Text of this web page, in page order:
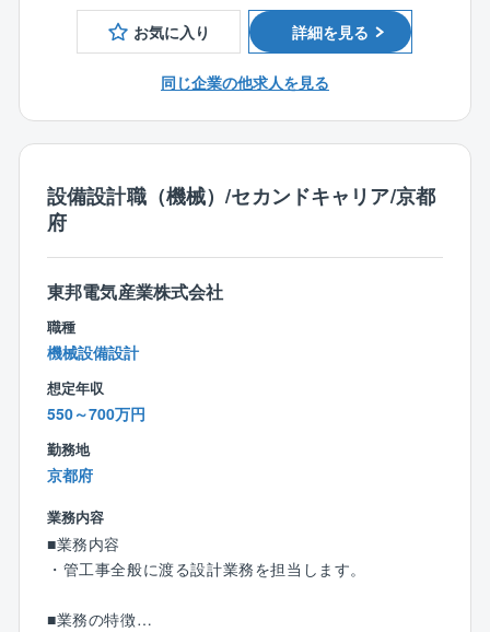
てもご就業いただいている方もいらっしゃいます。
同社には、現在70代でご活躍されている方もいます。
ております。案件の9割は直受注であり、京都府下でも
同社の扱う商品は、メーカー設備や商業施設、公共工
事、学校機関等、様々な規模の幅広い分野がございま
す。学校、病院、大手企業が取引先となるため、社会
に大きく貢献できる環境です。創業1955年から蓄積さ
れた技術と信頼を基に事業展開をしています。
官公庁とも取引がある事から大型設備に対応できる安
定した収益基盤、経営環境を持ち合わせている点が特
徴です。
お気に入り 詳細を見る
同じ企業の他求人を見る
設備設計職（機械）/セカンドキャリア/京都
府
東邦電気産業株式会社
職種
機械設備設計
想定年収
550～700万円
勤務地
京都府
業務内容
■業務内容
・管工事全般に渡る設計業務を担当します。
■業務の特徴